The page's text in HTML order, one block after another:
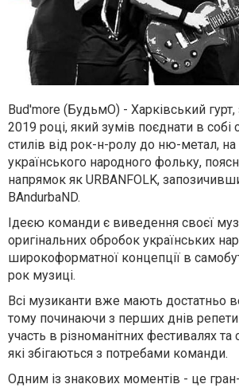
Bud'more (БудьмО) - Харківський
2019 році, який зумів поєднати в
стилів від рок-н-ролу до ню-метал, на
українського народного фольку,
напрямок як URBANFOLK,
BAndurbaND.
Ідеєю команди є виведення своєї
оригінальних обробок українських
широкоформатної концепції в
рок музиці.
Всі музиканти вже мають достатньо
тому починаючи з перших днів
участь в різноманітних фестивалях та
які збігаються з потребами команди.
Одним із знакових моментів - це